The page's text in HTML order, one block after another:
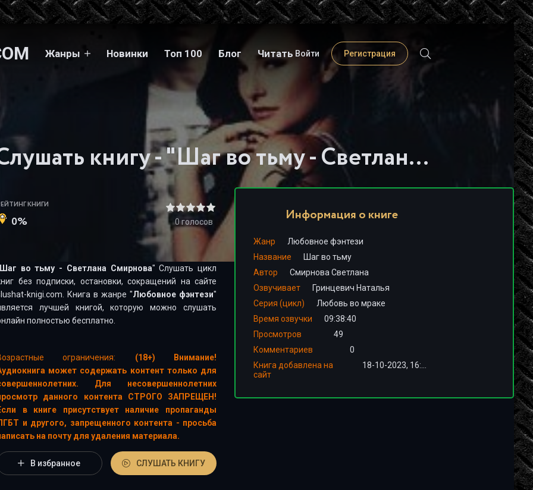
Жанры Новинки Топ 100 Блог Читать Войти Регистрация
Слушать книгу - "Шаг во тьму - Светлана Смирнова"
КНИГИ
0% 0 голосов
Шаг во тьму - Светлана Смирнова" Слушать цикл
без подписки, остановки, сокращений на сайте
knigi.com. Книга в жанре "Любовное фэнтези"
лучшей книгой, которую можно слушать
полностью бесплатно.
ограничения:
(18+) Внимание!
может содержать контент только для
Для несовершеннолетних
данного контента СТРОГО ЗАПРЕЩЕН!
в книге присутствует наличие пропаганды
и другого, запрещенного контента - просьба
на почту для удаления материала.
В избранное СЛУШАТЬ КНИГУ
Информация о книге
Жанр
Любовное фэнтези
Название
Шаг во тьму
Автор
Смирнова Светлана
Озвучивает
Гринцевич Наталья
Серия (цикл)
Любовь во мраке
Время озвучки
09:38:40
Просмотров
49
Комментариев
0
Книга добавлена на
сайт